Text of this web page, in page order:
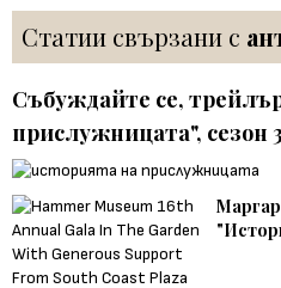
Статии свързани с
Събуждайте се,
прислужницата", сезон